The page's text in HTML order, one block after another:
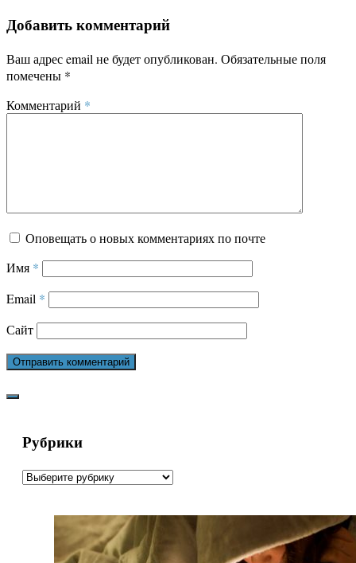
Добавить комментарий
Ваш адрес email не будет опубликован. Обязательные поля
помечены *
Комментарий *
Оповещать о новых комментариях по почте
Имя *
Email *
Сайт
Рубрики
Рубрики